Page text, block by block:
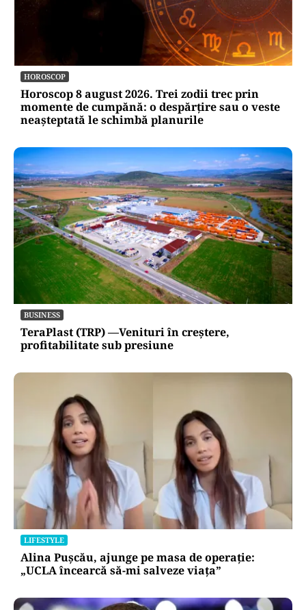
HOROSCOP
Horoscop 8 august 2026. Trei zodii trec prin
momente de cumpănă: o despărțire sau o veste
neașteptată le schimbă planurile
BUSINESS
TeraPlast (TRP) —Venituri în creștere,
profitabilitate sub presiune
LIFESTYLE
Alina Pușcău, ajunge pe masa de operație:
„UCLA încearcă să-mi salveze viața”